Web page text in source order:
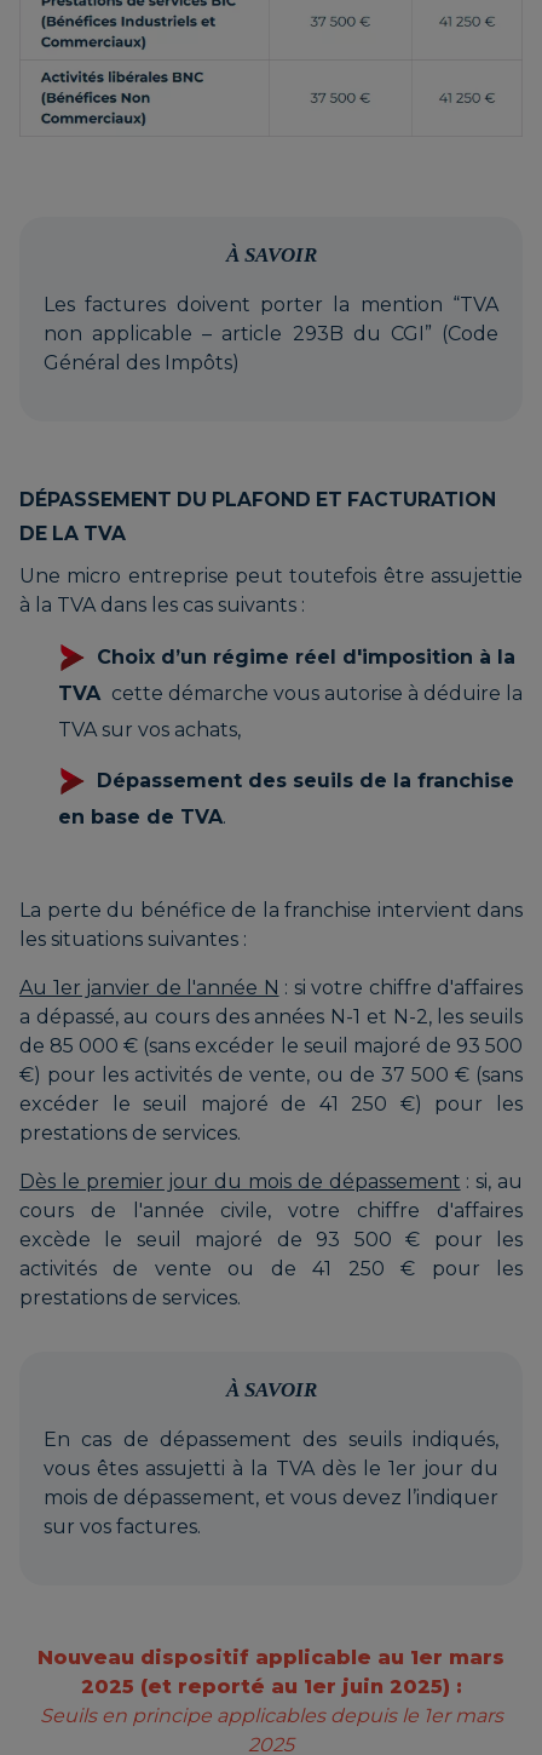
À SAVOIR
Les factures doivent porter la mention “TVA
non applicable – article 293B du CGI” (Code
Général des Impôts)
DÉPASSEMENT DU PLAFOND ET FACTURATION
DE LA TVA
Une micro entreprise peut toutefois être assujettie
à la TVA dans les cas suivants :
Choix d’un régime réel d'imposition à la
TVA cette démarche vous autorise à déduire la
TVA sur vos achats,
Dépassement des seuils de la franchise
en base de TVA.
La perte du bénéfice de la franchise intervient dans
les situations suivantes :
Au 1er janvier de l'année N : si votre chiffre d'affaires
a dépassé, au cours des années N-1 et N-2, les seuils
de 85 000 € (sans excéder le seuil majoré de 93 500
€) pour les activités de vente, ou de 37 500 € (sans
excéder le seuil majoré de 41 250 €) pour les
prestations de services.
Dès le premier jour du mois de dépassement : si, au
cours de l'année civile, votre chiffre d'affaires
excède le seuil majoré de 93 500 € pour les
activités de vente ou de 41 250 € pour les
prestations de services.
À SAVOIR
En cas de dépassement des seuils indiqués,
vous êtes assujetti à la TVA dès le 1er jour du
mois de dépassement, et vous devez l’indiquer
sur vos factures.
Nouveau dispositif applicable au 1er mars
2025 (et reporté au 1er juin 2025) :
Seuils en principe applicables depuis le 1er mars
2025